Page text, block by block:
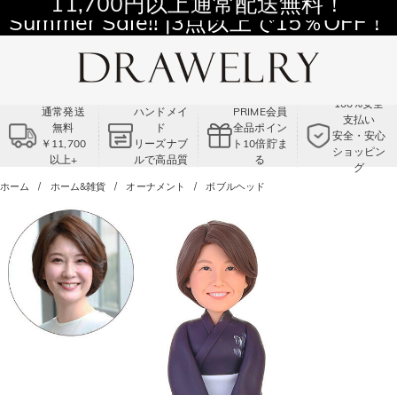
11,700円以上通常配送無料！
Summer Sale!! |3点以上で15％OFF！
コード:VS2
通常発送
無料
￥11,700
以上+
ハンドメイ
ド
リーズナブ
ルで高品質
PRIME会員
全品ポイン
ト10倍貯ま
る
100%安全
支払い
安全・安心
ショッピン
グ
ホーム ホーム&雑貨 オーナメント ボブルヘッド